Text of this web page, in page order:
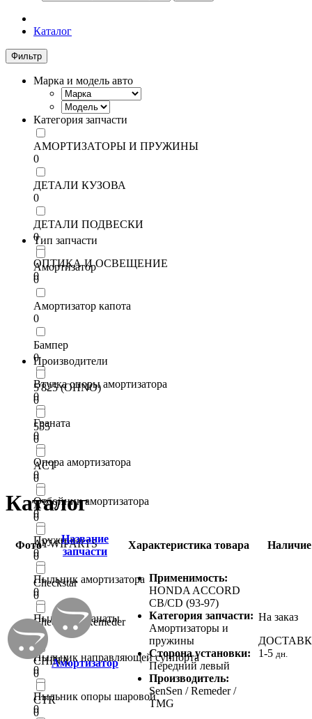
Каталог
Фильтр
Марка и модель авто
Категория запчасти
АМОРТИЗАТОРЫ И ПРУЖИНЫ
0
ДЕТАЛИ КУЗОВА
0
ДЕТАЛИ ПОДВЕСКИ
0
ОПТИКА И ОСВЕЩЕНИЕ
0
Тип запчасти
Амортизатор
0
Амортизатор капота
0
Бампер
0
Втулка опоры амортизатора
0
Граната
0
Опора амортизатора
0
Отбойник амортизатора
0
Пружины
0
Пыльник амортизатора
0
Пыльник гранаты
0
Пыльник направляющей суппорта
0
Пыльник опоры шаровой
0
Производители
5'825 (OHNO)
0
555
0
ACT
0
AYD
0
AYWIPARTS
0
Checkstar
0
Checkstar / Remeder
0
CHINA
0
CTR
0
Каталог
Фото
Название
запчасти
Характеристика товара Наличие
Амортизатор
Применимость:
HONDA ACCORD
CB/CD (93-97)
Категория запчасти:
Амортизаторы и
пружины
Сторона установки:
Передний левый
Производитель:
SenSen / Remeder /
TMG
На заказ
1-5 дн.